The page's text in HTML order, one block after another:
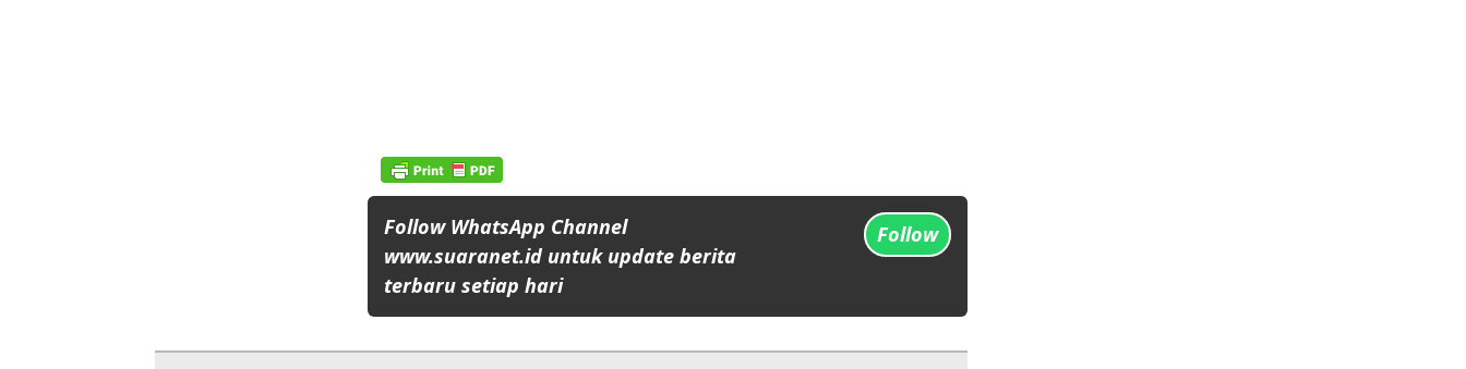
Follow WhatsApp Channel
www.suaranet.id untuk update berita
terbaru setiap hari
Follow